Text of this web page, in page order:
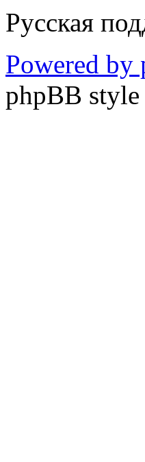
Русская
Powered
phpBB